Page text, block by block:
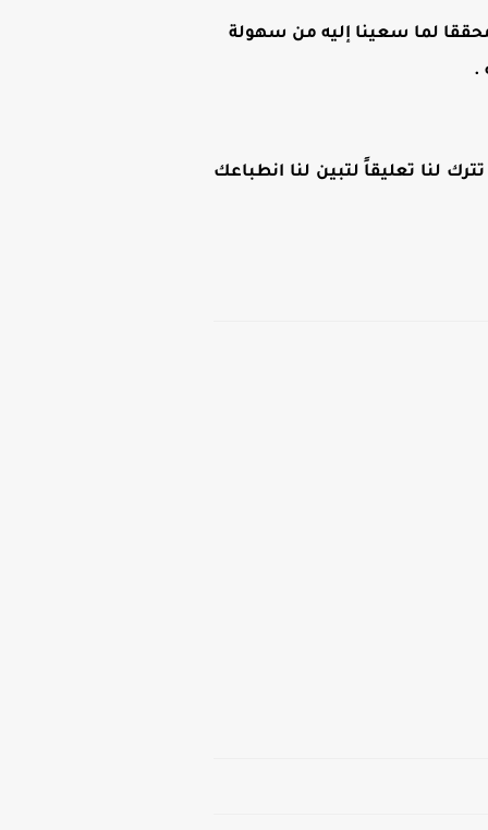
محققا لما سعينا إليه من سهولة
.
لنا تعليقاً لتبين لنا انطباعك